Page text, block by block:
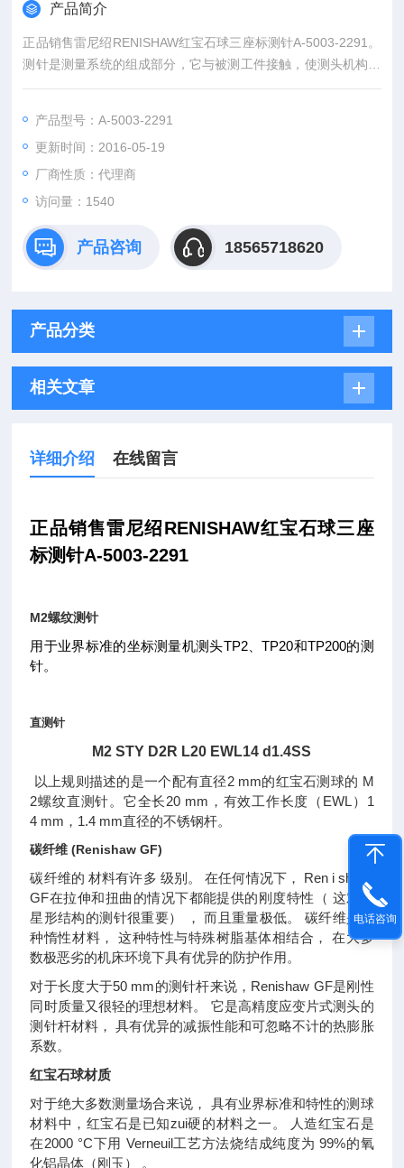
产品简介
正品销售雷尼绍RENISHAW红宝石球三座标测针A-5003-2291。
测针是测量系统的组成部分，它与被测工件接触，使测头机构产
生位移。所产生的信号经处理得出测量结果。被测工件的外型特
和测球的球度都至关重要。M2螺纹直测针主要用于业界标准的
坐标测量机测头TP2、TP20和TP200的测针。
产品型号：A-5003-2291
更新时间：2016-05-19
厂商性质：代理商
访问量：1540
产品咨询 18565718620
产品分类
相关文章
详细介绍 在线留言
正品销售雷尼绍RENISHAW红宝石球三座
标测针A-5003-2291
M2螺纹测针
用于业界标准的坐标测量机测头TP2、TP20和TP200的测
针。
直测针
M2 STY D2R L20 EWL14 d1.4SS
以上规则描述的是一个配有直径2 mm的红宝石测球的 M
2螺纹直测针。它全长20 mm，有效工作长度（EWL）1
4 mm，1.4 mm直径的不锈钢杆。
碳纤维 (Renishaw GF)
碳纤维的 材料有许多 级别。 在任何情况下， Ren i sh aw
GF在拉伸和扭曲的情况下都能提供的刚度特性（ 这对于
星形结构的测针很重要） ， 而且重量极低。 碳纤维是一
种惰性材料， 这种特性与特殊树脂基体相结合， 在大多
数极恶劣的机床环境下具有优异的防护作用。
对于长度大于50 mm的测针杆来说，Renishaw GF是刚性
同时质量又很轻的理想材料。 它是高精度应变片式测头的
测针杆材料， 具有优异的减振性能和可忽略不计的热膨胀
系数。
红宝石球材质
对于绝大多数测量场合来说， 具有业界标准和特性的测球
材料中，红宝石是已知zui硬的材料之一。 人造红宝石是
在2000 °C下用 Verneuil工艺方法烧结成纯度为 99%的氧
化铝晶体（刚玉） 。
电话咨询